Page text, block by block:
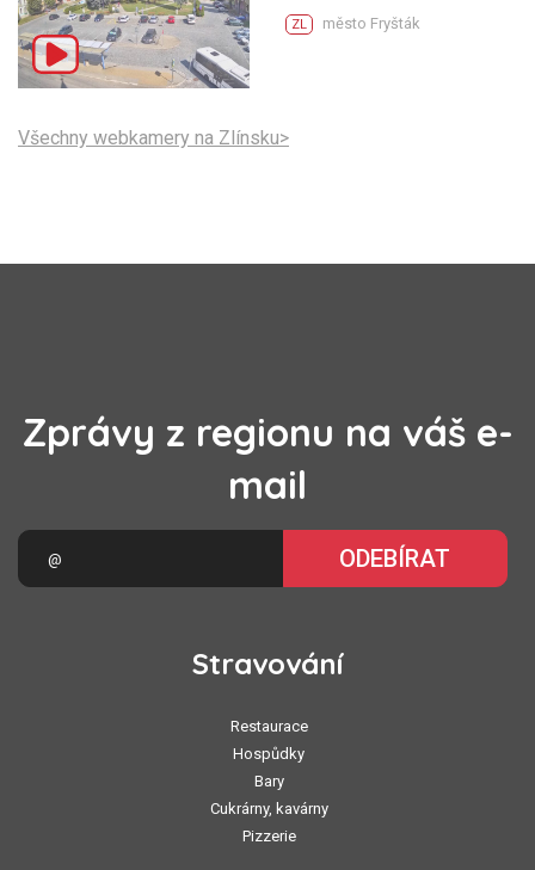
ZL město Fryšták
Všechny webkamery na Zlínsku>
Zprávy z regionu na váš e-
mail
ODEBÍRAT
Stravování
Restaurace
Hospůdky
Bary
Cukrárny, kavárny
Pizzerie